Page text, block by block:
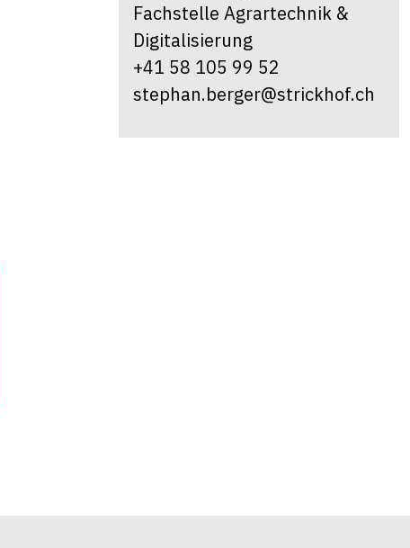
Fachstelle Agrartechnik &
Digitalisierung
+41 58 105 99 52
stephan.berger@strickhof.ch